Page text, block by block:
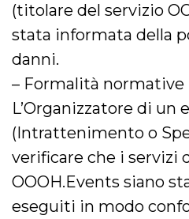
(titolare del servizio
stata informata della
danni.
– Formalità normative
L’Organizzatore di un
(Intrattenimento o
verificare che i servizi
OOOH.Events siano
eseguiti in modo